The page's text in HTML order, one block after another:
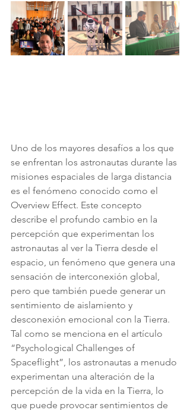
Uno de los mayores desafíos a los que
se enfrentan los astronautas durante las
misiones espaciales de larga distancia
es el fenómeno conocido como el
Overview Effect. Este concepto
describe el profundo cambio en la
percepción que experimentan los
astronautas al ver la Tierra desde el
espacio, un fenómeno que genera una
sensación de interconexión global,
pero que también puede generar un
sentimiento de aislamiento y
desconexión emocional con la Tierra.
Tal como se menciona en el artículo
“Psychological Challenges of
Spaceflight”, los astronautas a menudo
experimentan una alteración de la
percepción de la vida en la Tierra, lo
que puede provocar sentimientos de